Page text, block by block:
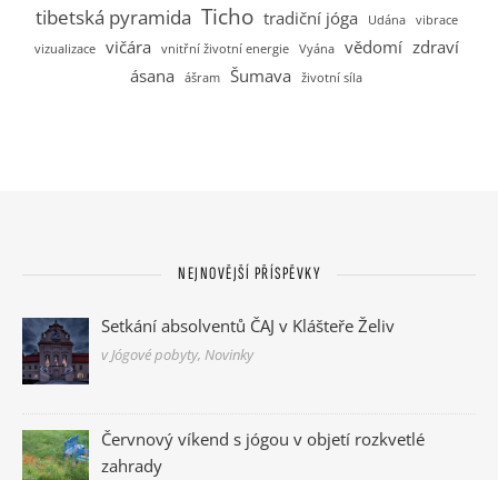
tibetská pyramida Ticho tradiční jóga Udána
vibrace
vizualizace
vičára vnitřní životní energie Vyána vědomí zdraví
ásana
ášram Šumava životní síla
NEJNOVĚJŠÍ PŘÍSPĚVKY
Setkání absolventů ČAJ v Klášteře Želiv
v Jógové pobyty, Novinky
Červnový víkend s jógou v objetí rozkvetlé
zahrady